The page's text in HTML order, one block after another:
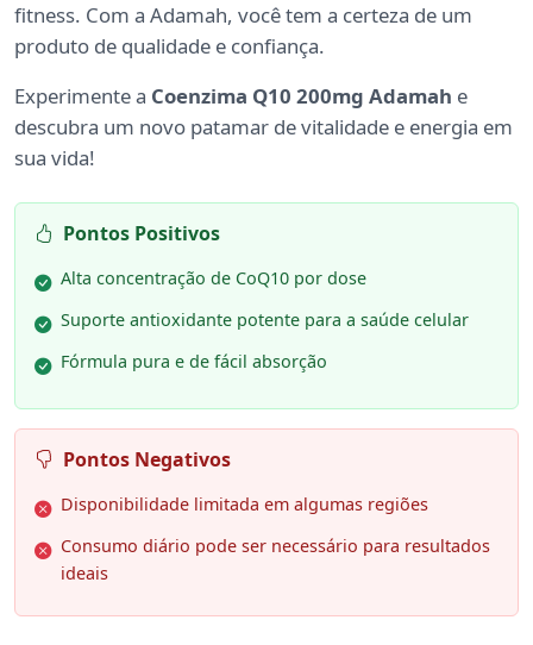
fitness. Com a Adamah, você tem a certeza de um
produto de qualidade e confiança.
Experimente a Coenzima Q10 200mg Adamah e
descubra um novo patamar de vitalidade e energia em
sua vida!
Pontos Positivos
Alta concentração de CoQ10 por dose
Suporte antioxidante potente para a saúde celular
Fórmula pura e de fácil absorção
Pontos Negativos
Disponibilidade limitada em algumas regiões
Consumo diário pode ser necessário para resultados
ideais